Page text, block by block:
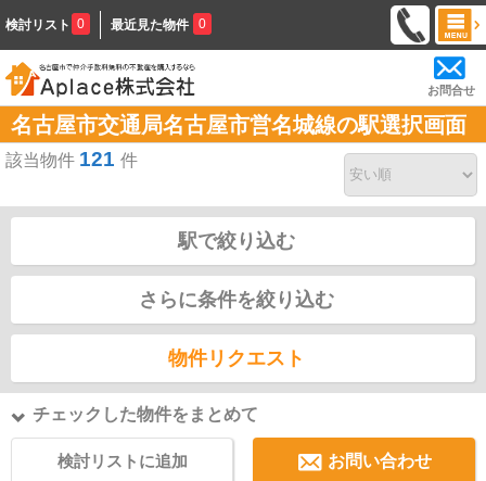
検討リスト 0 最近見た物件 0
お問合せ
名古屋市交通局名古屋市営名城線の駅選択画面
該当物件 121 件
駅で絞り込む
さらに条件を絞り込む
物件リクエスト
チェックした物件をまとめて
検討リストに追加 お問い合わせ